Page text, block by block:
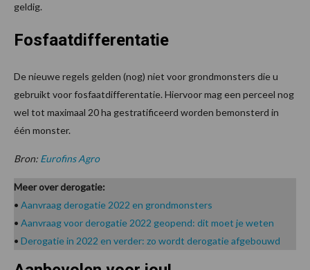
geldig.
Fosfaatdifferentatie
De nieuwe regels gelden (nog) niet voor grondmonsters die u
gebruikt voor fosfaatdifferentatie. Hiervoor mag een perceel nog
wel tot maximaal 20 ha gestratificeerd worden bemonsterd in
één monster.
Bron: Eurofins Agro
Meer over derogatie:
• Aanvraag derogatie 2022 en grondmonsters
• Aanvraag voor derogatie 2022 geopend: dit moet je weten
• Derogatie in 2022 en verder: zo wordt derogatie afgebouwd